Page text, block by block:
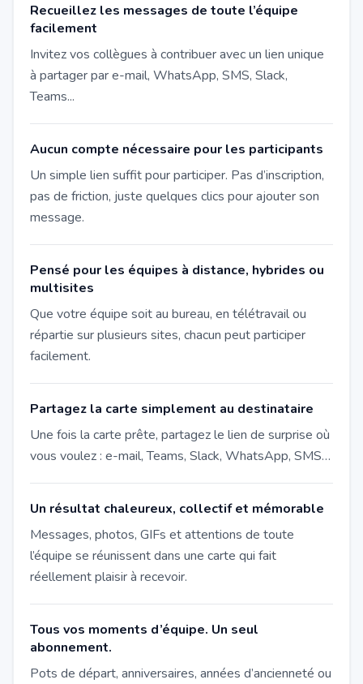
Recueillez les messages de toute l’équipe
facilement
Invitez vos collègues à contribuer avec un lien unique
à partager par e-mail, WhatsApp, SMS, Slack,
Teams...
Aucun compte nécessaire pour les participants
Un simple lien suffit pour participer. Pas d’inscription,
pas de friction, juste quelques clics pour ajouter son
message.
Pensé pour les équipes à distance, hybrides ou
multisites
Que votre équipe soit au bureau, en télétravail ou
répartie sur plusieurs sites, chacun peut participer
facilement.
Partagez la carte simplement au destinataire
Une fois la carte prête, partagez le lien de surprise où
vous voulez : e-mail, Teams, Slack, WhatsApp, SMS…
Un résultat chaleureux, collectif et mémorable
Messages, photos, GIFs et attentions de toute
l’équipe se réunissent dans une carte qui fait
réellement plaisir à recevoir.
Tous vos moments d’équipe. Un seul
abonnement.
Pots de départ, anniversaires, années d’ancienneté ou